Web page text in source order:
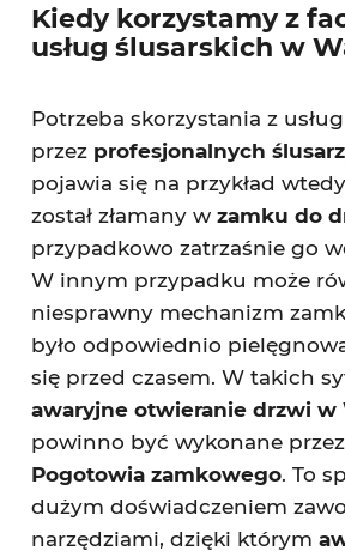
Kiedy korzystamy z
usług ślusarskich w
Potrzeba skorzystania z
przez profesjonalnych
pojawia się na przykład
został złamany w zamku do
przypadkowo zatrzaśnie go
W innym przypadku może
niesprawny mechanizm
było odpowiednio
się przed czasem. W takich
awaryjne otwieranie drzwi w
powinno być wykonane
Pogotowia zamkowego. To
dużym doświadczeniem
narzędziami, dzięki którym